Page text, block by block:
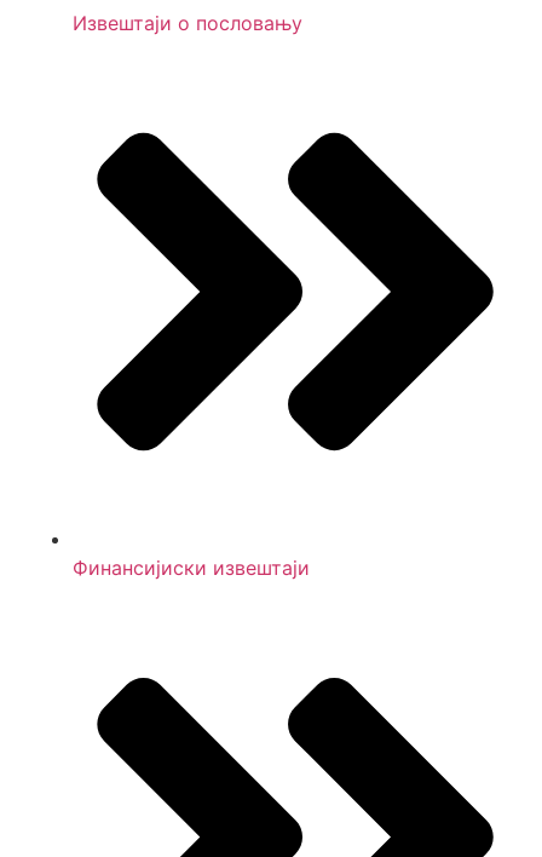
Извештаји о пословању
Финансијиски извештаји